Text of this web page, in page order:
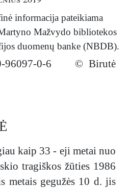
Tai liudijimas apie visą
apie Bažnyčios padėtį
ir apie žmones, kurie,
persekiojimų, išsaugojo
dvasinės stiprybės ir
aiškių vertybinių orientyrų.
Juozas Zdebskis. Jis
tarp mūsų“ – tai knyga, kurią
perskaityti kiekvienas,
Lietuvos istorija,
pasipriešinimo fenomenu ir
informacija pateikiama
Mažvydo bibliotekos
duomenų banke (NBDB).
96097-0-6 © Birutė
kaip 33 - eji metai nuo
tragiškos žūties 1986
metais gegužės 10 d. jis